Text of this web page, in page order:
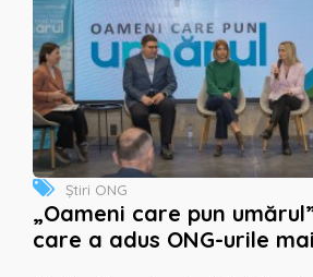
Știri ONG
„Oameni care pun
care a adus ONG-urile